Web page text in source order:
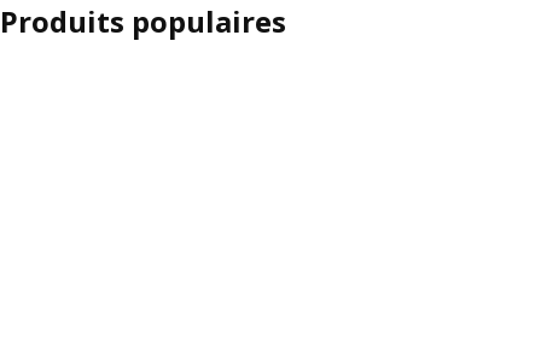
Produits populaires